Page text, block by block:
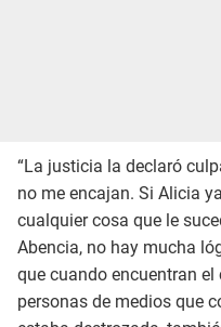
“La justicia la declaró
no me encajan. Si Alicia
cualquier cosa que le
Abencia, no hay mucha
que cuando encuentran
personas de medios que